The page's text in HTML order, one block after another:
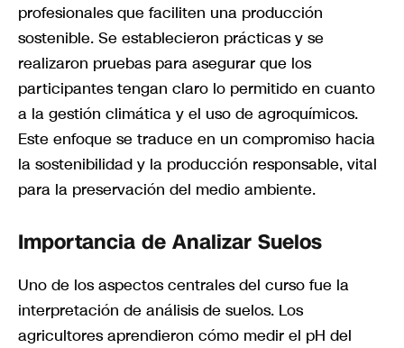
profesionales que faciliten una producción
sostenible. Se establecieron prácticas y se
realizaron pruebas para asegurar que los
participantes tengan claro lo permitido en cuanto
a la gestión climática y el uso de agroquímicos.
Este enfoque se traduce en un compromiso hacia
la sostenibilidad y la producción responsable, vital
para la preservación del medio ambiente.
Importancia de Analizar Suelos
Uno de los aspectos centrales del curso fue la
interpretación de análisis de suelos. Los
agricultores aprendieron cómo medir el pH del